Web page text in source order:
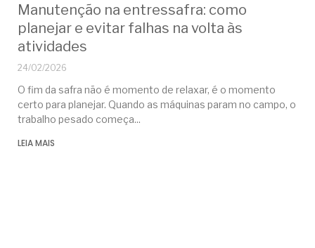
Manutenção na entressafra: como
planejar e evitar falhas na volta às
atividades
24/02/2026
O fim da safra não é momento de relaxar, é o momento
certo para planejar. Quando as máquinas param no campo, o
trabalho pesado começa
LEIA MAIS